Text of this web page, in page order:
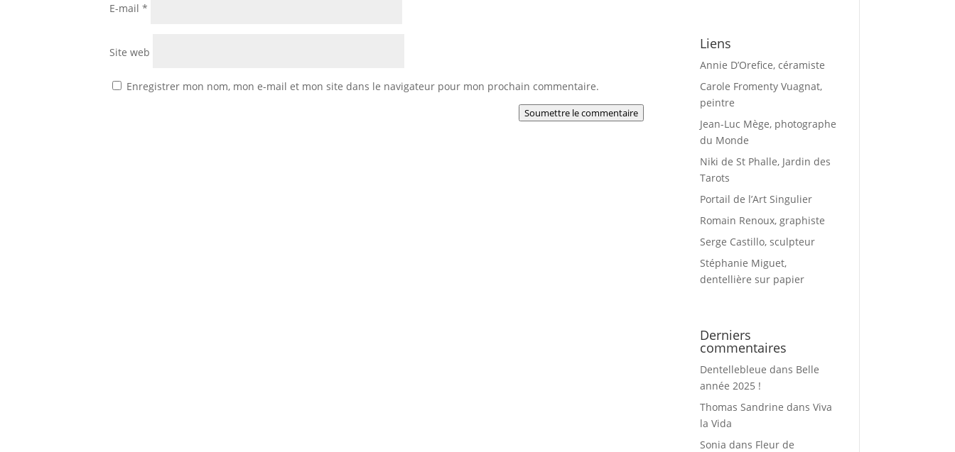
E-mail*
Site web
Enregistrer mon nom, mon e-mail et mon site dans le navigateur pour mon prochain commentaire.
Soumettre le commentaire
Liens
Annie D’Orefice, céramiste
Carole Fromenty Vuagnat,
peintre
Jean-Luc Mège, photographe
du Monde
Niki de St Phalle, Jardin des
Tarots
Portail de l’Art Singulier
Romain Renoux, graphiste
Serge Castillo, sculpteur
Stéphanie Miguet,
dentellière sur papier
Derniers
commentaires
Dentellebleue dans Belle
année 2025 !
Thomas Sandrine dansViva
la Vida
Sonia dans Fleur de